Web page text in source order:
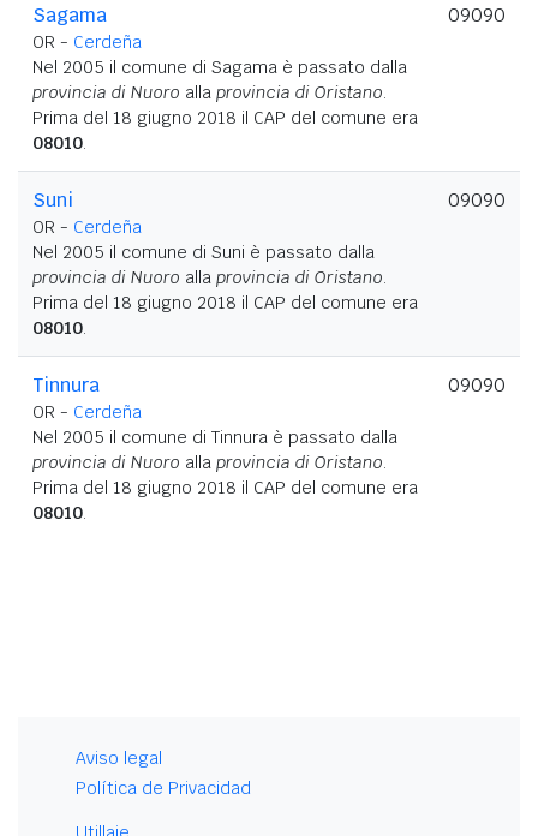
Sagama
OR - Cerdeña
Nel 2005 il comune di Sagama è passato dalla
provincia di Nuoro alla provincia di Oristano.
Prima del 18 giugno 2018 il CAP del comune era
08010.
09090
Suni
OR - Cerdeña
Nel 2005 il comune di Suni è passato dalla
provincia di Nuoro alla provincia di Oristano.
Prima del 18 giugno 2018 il CAP del comune era
08010.
09090
Tinnura
OR - Cerdeña
Nel 2005 il comune di Tinnura è passato dalla
provincia di Nuoro alla provincia di Oristano.
Prima del 18 giugno 2018 il CAP del comune era
08010.
09090
Aviso legal
Política de Privacidad